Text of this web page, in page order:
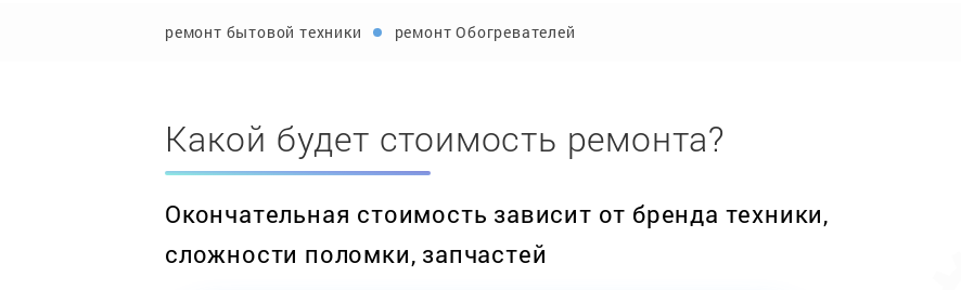
ремонт бытовой техники ремонт Обогревателей
Какой будет стоимость ремонта?
Окончательная стоимость зависит от бренда техники,
сложности поломки, запчастей